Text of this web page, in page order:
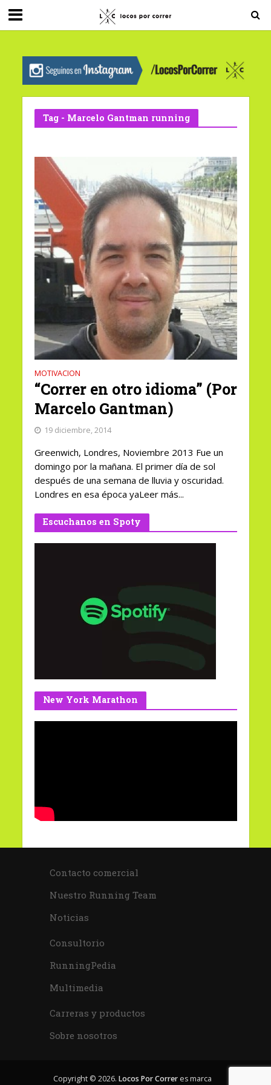
G-0X2PD3RFLV
Tag - Marcelo Gantman running
MOTIVACION
“Correr en otro idioma” (Por
Marcelo Gantman)
19 diciembre, 2014
Greenwich, Londres, Noviembre 2013 Fue un
domingo por la mañana. El primer día de sol
después de una semana de lluvia y oscuridad.
Londres en esa época yaLeer más...
Escuchanos en Spoty
New York Marathon
Contacto comercial
Nuestro Running Team
Noticias
Consultorio
RunningPedia
Multimedia
Carreras y productos
Sobre nosotros
Copyright © 2026. Locos Por Correr es marca